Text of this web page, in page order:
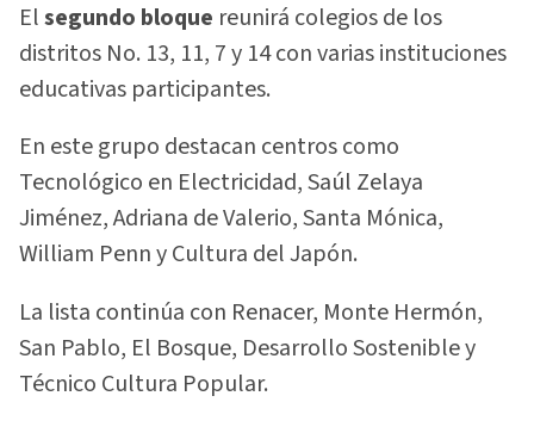
Elsegundo bloque reunirá colegios de los
distritos No. 13, 11, 7 y 14 con varias instituciones
educativas participantes.
En este grupo destacan centros como
Tecnológico en Electricidad, Saúl Zelaya
Jiménez, Adriana de Valerio, Santa Mónica,
William Penn y Cultura del Japón.
La lista continúa con Renacer, Monte Hermón,
San Pablo, El Bosque, Desarrollo Sostenible y
Técnico Cultura Popular.